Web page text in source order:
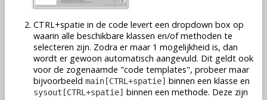
CTRL+spatie in de code levert een dropdown box op
waarin alle beschikbare klassen en/of methoden te
selecteren zijn. Zodra er maar 1 mogelijkheid is, dan
wordt er gewoon automatisch aangevuld. Dit geldt ook
voor de zogenaamde "code templates", probeer maar
bijvoorbeeld main[CTRL+spatie] binnen een klasse en
sysout[CTRL+spatie] binnen een methode. Deze zijn